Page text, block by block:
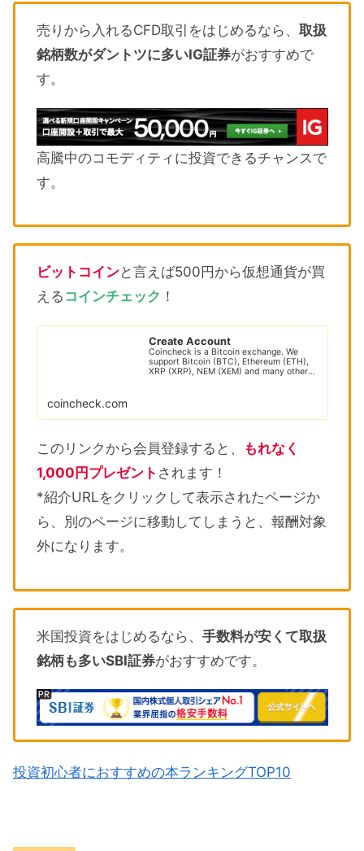
売りから入れるCFD取引をはじめるなら、 取扱
銘柄数がダントツに多いIG証券がおすすめで
す。
高騰中のコモディティに投資できるチャンスで
す。
ビットコインと言えば500円から仮想通貨が買
える コインチェック ！
Create Account
Coincheck is a Bitcoin exchange. We
support Bitcoin (BTC), Ethereum (ETH),
XRP (XRP), NEM (XEM) and many other
coincheck.com
このリンクから会員登録すると、
もれなく
1,000円プレゼント されます！
*紹介URLをクリックして表示されたページか
ら、別のページに移動してしまうと、報酬対象
外になります。
米国投資をはじめるなら、 手数料が安くて取扱
銘柄も多いSBI証券がおすすめです。
投資初心者におすすめの本ランキングTOP10